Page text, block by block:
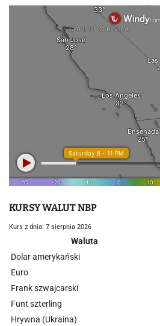
KURSY WALUT NBP
Kurs z dnia: 7 sierpnia 2026
Waluta
Dolar amerykański
Euro
Frank szwajcarski
Funt szterling
Hrywna (Ukraina)